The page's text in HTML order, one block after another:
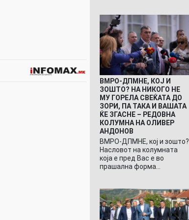
ВМРО-ДПМНЕ, КОЈ И
ЗОШТО? НА НИКОГО НЕ
МУ ГОРЕЛА СВЕЌАТА ДО
ЗОРИ, ПА ТАКА И ВАШАТА
ЌЕ ЗГАСНЕ – РЕДОВНА
КОЛУМНА НА ОЛИВЕР
АНДОНОВ
ВМРО-ДПМНЕ, кој и зошто?
Насловот на колумната
која е пред Вас е во
прашална форма…